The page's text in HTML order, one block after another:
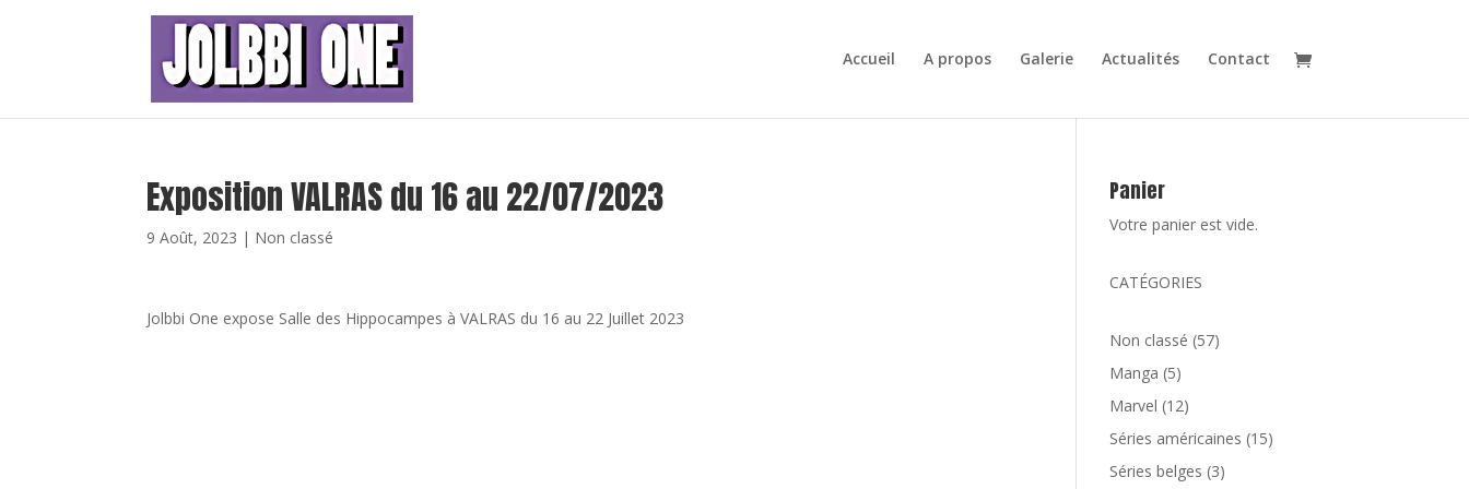
Accueil A propos Galerie Actualités Contact
Exposition VALRAS du 16 au 22/07/2023
9 Août, 2023 | Non classé
Jolbbi One expose Salle des Hippocampes à VALRAS du 16 au 22 Juillet 2023
Panier
Votre panier est vide.
CATÉGORIES
Non classé 5757
Manga 55
produits
Marvel 1212
produits
Séries américaines 1515
Séries belges 33